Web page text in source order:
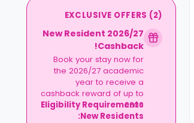
EXCLUSIVE OFFERS (2)
2026/27 New Resident
Cashback!
Book your stay now for
the 2026/27 academic
year to receive a
cashback reward of up to
£300.
Eligibility Requirements
New Residents: